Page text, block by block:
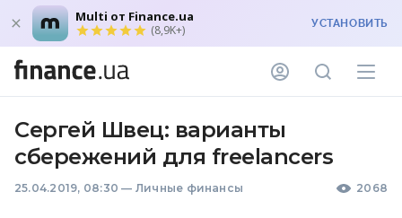
Multi от Finance.ua
(8,9K+) УСТАНОВИТЬ
Сергей Швец: варианты
сбережений для freelancers
25.04.2019, 08:30 — Личные финансы 2068